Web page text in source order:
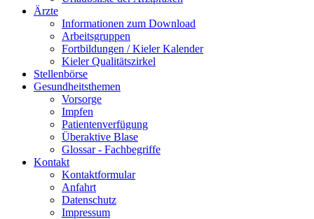
Ärzte
Informationen zum Download
Arbeitsgruppen
Fortbildungen / Kieler Kalender
Kieler Qualitätszirkel
Stellenbörse
Gesundheitsthemen
Vorsorge
Impfen
Patientenverfügung
Überaktive Blase
Glossar - Fachbegriffe
Kontakt
Kontaktformular
Anfahrt
Datenschutz
Impressum